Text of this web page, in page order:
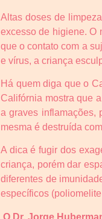
Altas doses de
excesso de higiene. O
que o contato com a
e vírus, a criança
Há quem diga que o
Califórnia mostra que
a graves inflamações,
mesma é destruída
A dica é fugir dos
criança, porém dar
diferentes de
específicos
O Dr. Jorge